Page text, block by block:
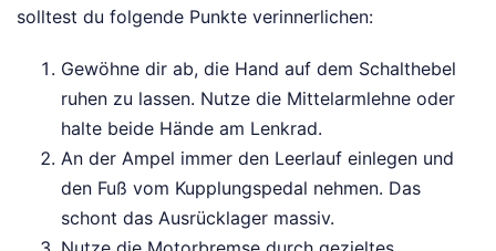
solltest du folgende Punkte verinnerlichen:
Gewöhne dir ab, die Hand auf dem Schalthebel
ruhen zu lassen. Nutze die Mittelarmlehne oder
halte beide Hände am Lenkrad.
An der Ampel immer den Leerlauf einlegen und
den Fuß vom Kupplungspedal nehmen. Das
schont das Ausrücklager massiv.